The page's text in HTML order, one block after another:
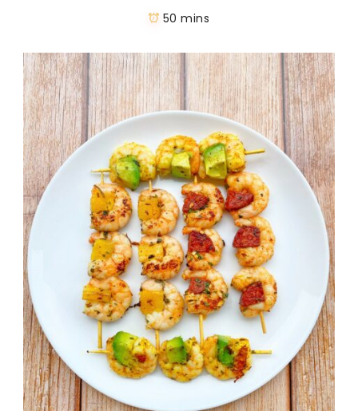
50 mins